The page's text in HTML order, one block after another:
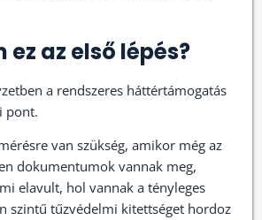
ez az első lépés?
a rendszeres háttértámogatás
pont.
van szükség, amikor még az
dokumentumok vannak meg,
elavult, hol vannak a tényleges
szintű tűzvédelmi kitettséget hordoz